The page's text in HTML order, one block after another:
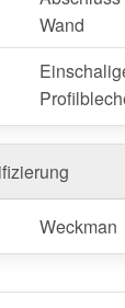
, sodass Sie den
anpassen
nötig sind,
Sägen gekürzt
16 x 11,5 cm
für Ihr
auf
Sie von
Wand
Weckman